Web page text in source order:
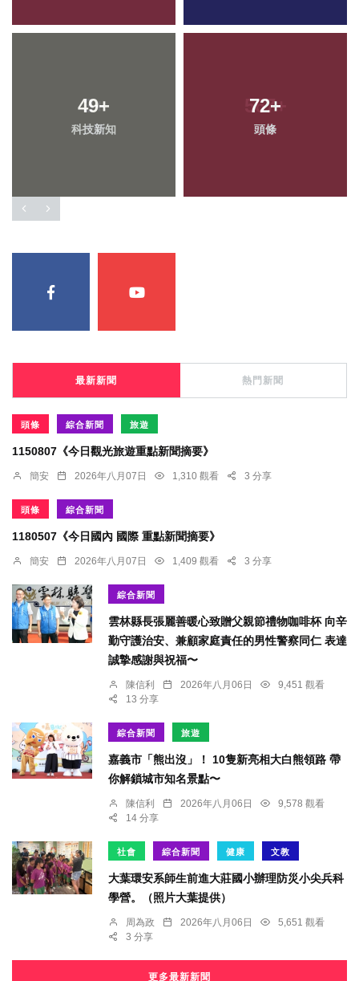
49+
科技新知
72+
頭條
最新新聞 熱門新聞
頭條 綜合新聞 旅遊
1150807《今日觀光旅遊重點新聞摘要》
簡安 2026年八月07日 1,310 觀看 3 分享
頭條 綜合新聞
1180507《今日國內 國際 重點新聞摘要》
簡安 2026年八月07日 1,409 觀看 3 分享
綜合新聞
雲林縣長張麗善暖心致贈父親節禮物咖啡杯 向辛
勤守護治安、兼顧家庭責任的男性警察同仁 表達
誠摯感謝與祝福〜
陳信利 2026年八月06日
9,451 觀看
13 分享
綜合新聞 旅遊
嘉義市「熊出沒」！ 10隻新亮相大白熊領路 帶
你解鎖城市知名景點〜
陳信利 2026年八月06日
9,578 觀看
14 分享
社會 綜合新聞 健康 文教
大葉環安系師生前進大莊國小辦理防災小尖兵科
學營。（照片大葉提供）
周為政 2026年八月06日
5,651 觀看
3 分享
更多最新新聞